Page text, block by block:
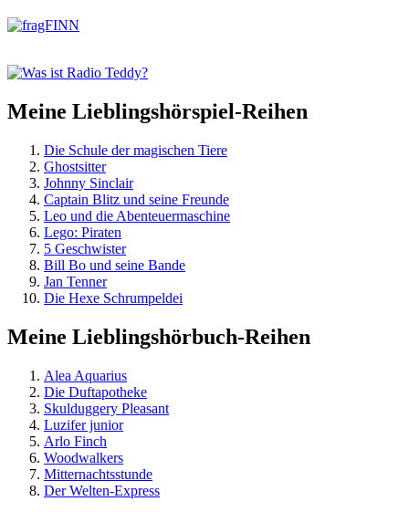
Meine Lieblingshörspiel-Reihen
Die Schule der magischen Tiere
Ghostsitter
Johnny Sinclair
Captain Blitz und seine Freunde
Leo und die Abenteuermaschine
Lego: Piraten
5 Geschwister
Bill Bo und seine Bande
Jan Tenner
Die Hexe Schrumpeldei
Meine Lieblingshörbuch-Reihen
Alea Aquarius
Die Duftapotheke
Skulduggery Pleasant
Luzifer junior
Arlo Finch
Woodwalkers
Mitternachtsstunde
Der Welten-Express